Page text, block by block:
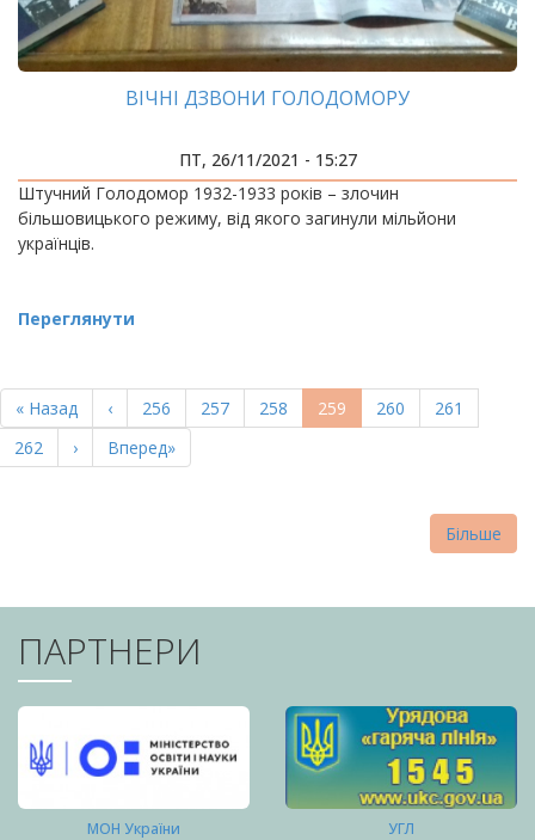
ВІЧНІ ДЗВОНИ ГОЛОДОМОРУ
ПТ, 26/11/2021 - 15:27
Штучний Голодомор 1932-1933 років – злочин
більшовицького режиму, від якого загинули мільйони
українців.
Переглянути
НА
СТОРІНКИ
Перша
сторінка
« Назад
Попередня
сторінка
‹ Page
256 Page
257 Page
258
Поточна
сторінка
259 Page
260 Page
261
Page
262
Наступна
сторінка
›
Остання
сторінка
Вперед»
Більше
ПАРТНЕРИ
МОН України УГЛ